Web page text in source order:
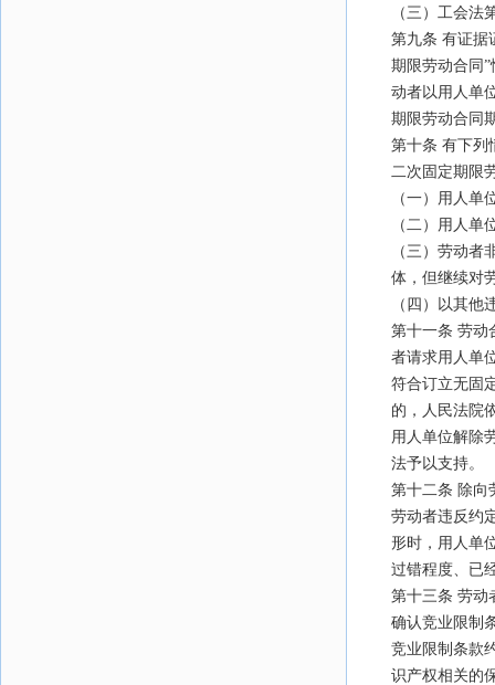
（三）工会法
第九条 有证据
期限劳动合同
动者以用人单
期限劳动合同
第十条 有下列
二次固定期限
（一）用人
（二）用人
（三）劳动
体，但继续对
（四）以其
第十一条 劳动
者请求用人单
符合订立无固
的，人民法院
用人单位解除
法予以支持。
第十二条 除向
劳动者违反约
形时，用人单
过错程度、已
第十三条 劳动
确认竞业限制
竞业限制条款
识产权相关的